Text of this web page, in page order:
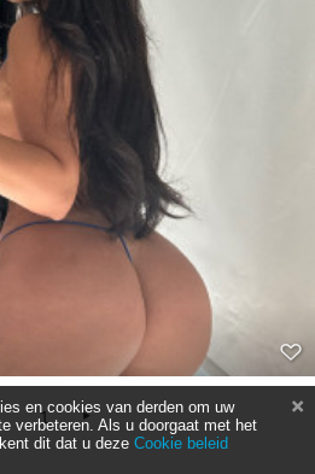
1
en cookies van derden om uw
verbeteren. Als u doorgaat met het
dit dat u deze Cookie beleid